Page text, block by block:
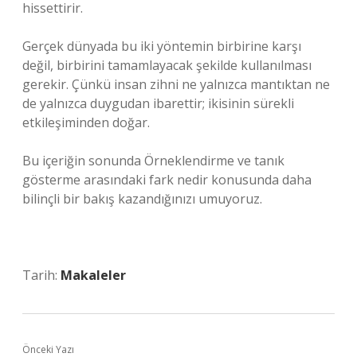
hissettirir.
Gerçek dünyada bu iki yöntemin birbirine karşı
değil, birbirini tamamlayacak şekilde kullanılması
gerekir. Çünkü insan zihni ne yalnızca mantıktan ne
de yalnızca duygudan ibarettir; ikisinin sürekli
etkileşiminden doğar.
Bu içeriğin sonunda Örneklendirme ve tanık
gösterme arasındaki fark nedir konusunda daha
bilinçli bir bakış kazandığınızı umuyoruz.
Tarih: Makaleler
Önceki Yazı